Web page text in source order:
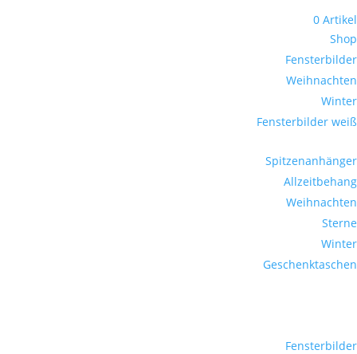
0 Artikel
Shop
Fensterbilder
Weihnachten
Winter
Fensterbilder weiß
Spitzenanhänger
Allzeitbehang
Weihnachten
Sterne
Winter
Geschenktaschen
Fensterbilder